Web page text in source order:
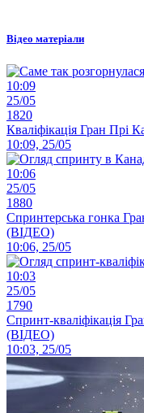
Відео матеріали
10:09
25/05
1820
Кваліфікація Гран
10:09, 25/05
10:06
25/05
1880
Спринтерська гонка
(ВІДЕО)
10:06, 25/05
10:03
25/05
1790
Спринт-кваліфікація
(ВІДЕО)
10:03, 25/05